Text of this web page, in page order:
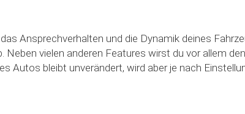
Ansprechverhalten und die Dynamik deines
Neben vielen anderen Features wirst du vor allem
Autos bleibt unverändert, wird aber je nach